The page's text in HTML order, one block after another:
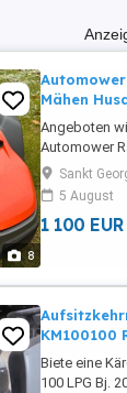
8
Mähen
Angeboten
Automower
für den
Husqvarna
intelligenten
mehrere
Sankt
5 August
1 100 EUR
KM100100
Biete eine
100 LPG Bj.